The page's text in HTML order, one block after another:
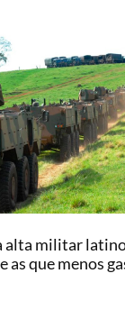
militar
as que menos